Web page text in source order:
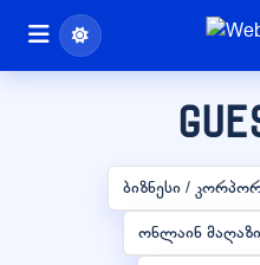
ბიზნესი /
ონლაინ